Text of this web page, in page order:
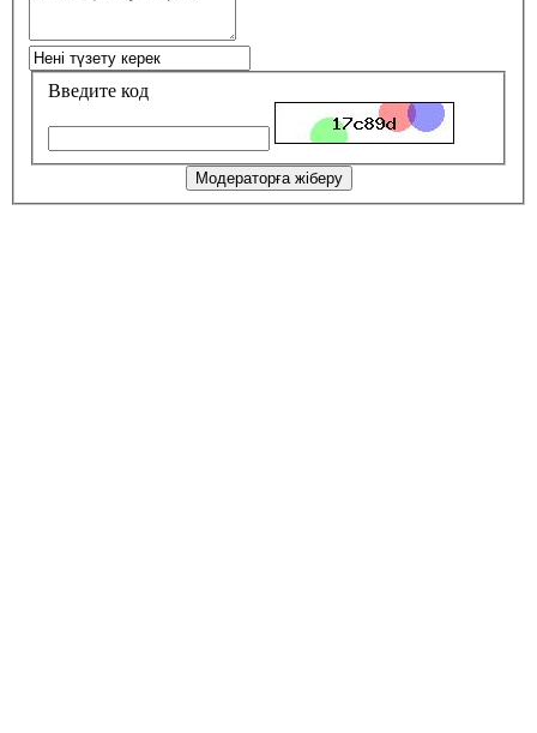
Введите код
Модераторға жіберу